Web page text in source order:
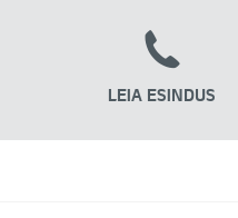
LEIA ESINDUS